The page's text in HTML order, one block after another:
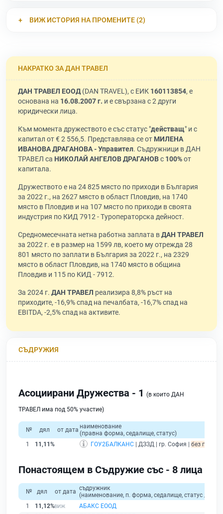
ВИЖ ИСТОРИЯ НА ПРОМЕНИТЕ (2)
НАКРАТКО ЗА ДАН ТРАВЕЛ
ДАН ТРАВЕЛ ЕООД(DAN TRAVEL), с ЕИК 160113854, е
основана на 16.08.2007 г. и е свързана с 2 други
юридически лица.
Към момента дружеството е със статус "действащ" и с
капитал от € 2 556,5. Представлява се от МИЛЕНА
ИВАНОВА ДРАГАНОВА - Управител. Съдружници в ДАН
ТРАВЕЛ са НИКОЛАЙ АНГЕЛОВ ДРАГАНОВс 100%от
капитала.
Дружеството е на 24 825 място по приходи в България
за 2022 г., на 2627 място в област Пловдив, на 1740
място в Пловдив и на 107 място по приходи в своята
индустрия по КИД 7912 - Туроператорска дейност.
Средномесечната нетна работна заплата вДАН ТРАВЕЛ
за 2022 г. е в размер на 1599 лв, което му отрежда 28
801 място по заплати в България за 2022 г., на 2329
място в област Пловдив, на 1740 място в община
Пловдив и 115 по КИД - 7912.
За 2024 г. ДАН ТРАВЕЛ реализира 8,8% ръст на
приходите, -16,9% спад на печалбата, -16,7% спад на
EBITDA, -2,5% спад на активите.
СЪДРУЖИЯ
Асоциирани Дружества - 1 (в които ДАН
ТРАВЕЛ има под 50% участие)
№ дял от дата наименование
(правна форма, седалище, статус)
1
11,11% ГОУ2БАЛКАНС | ДЗЗД | гр. София | без
Понастоящем в Съдружие със - 8 лица
№ дял от дата съдружник
(наименование, п. форма, седалище, статус /
1
11,12%
АБАКС ЕООД